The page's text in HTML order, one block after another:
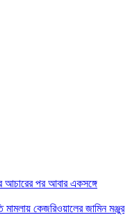
পর আবার একসঙ্গে
কেজরিওয়ালের জামিন মঞ্জুর